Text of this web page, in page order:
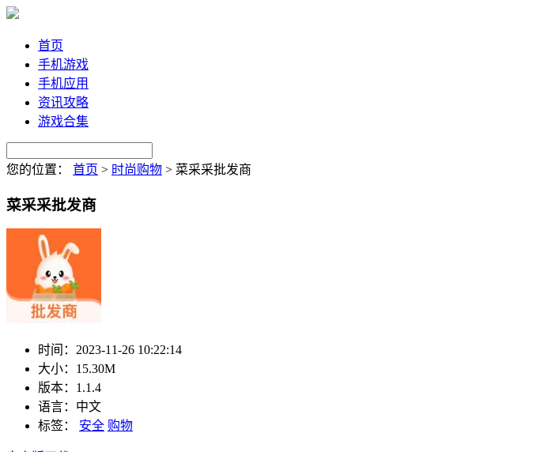
首页
手机游戏
手机应用
资讯攻略
游戏合集
您的位置： 首页 > 时尚购物 > 菜采采批发商
菜采采批发商
时间： 2023-11-26 10:22:14
大小： 15.30M
版本： 1.1.4
语言： 中文
标签：
安全 购物